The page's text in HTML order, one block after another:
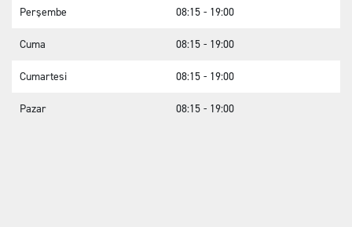
Perşembe 08:15 - 19:00
Cuma 08:15 - 19:00
Cumartesi 08:15 - 19:00
Pazar 08:15 - 19:00